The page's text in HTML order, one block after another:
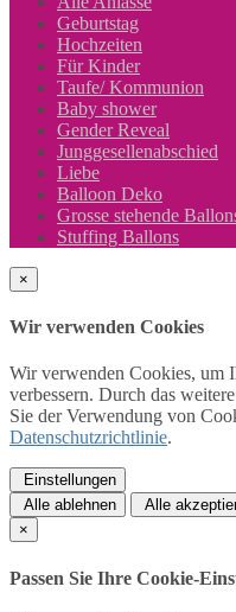
Geburtstag
Hochzeiten
Für Kinder
Taufe/ Kommunion
Baby shower
Gender Reveal
Junggesellenabschied
Liebe
Balloon Deko
Grosse stehende
Stuffing Ballons
×
Wir verwenden Cookies
Wir verwenden Cookies, um
verbessern. Durch das
Sie der Verwendung von
Datenschutzrichtlinie.
Einstellungen
Alle ablehnen
Alle
×
Passen Sie Ihre Cookie-